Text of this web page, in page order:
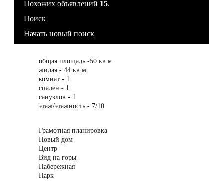
Похожих объявлений 15.
Поиск
Начать новый поиск
общая площадь -50 кв.м
жилая - 44 кв.м
комнат - 1
спален - 1
санузлов - 1
этаж/этажность - 7/10
Грамотная планировка
Новый дом
Центр
Вид на горы
Набережная
Парк